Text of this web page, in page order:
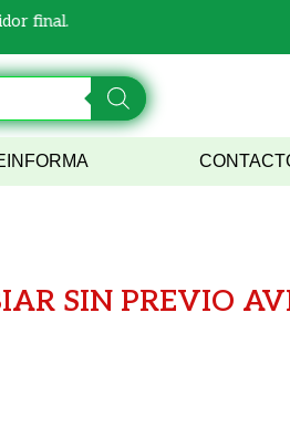
final.
SIN PREVIO